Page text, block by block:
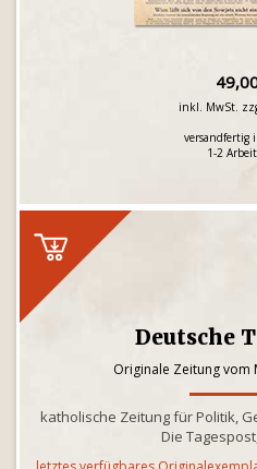
inkl. MwSt.
versandfertig
1-2
Deutsche
Originale Zeitung vom
katholische Zeitung für Politik,
Die